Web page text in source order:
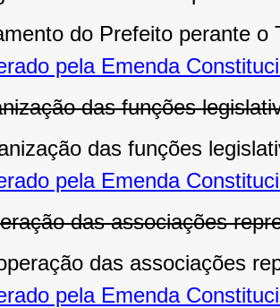
do Prefeito perante o
pela Emenda
das funções
das funções
pela Emenda
das associações
das associações
pela Emenda